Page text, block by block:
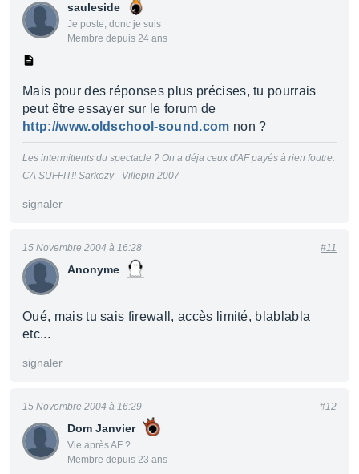
sauleside
Je poste, donc je suis
Membre depuis 24 ans
Mais pour des réponses plus précises, tu pourrais
peut être essayer sur le forum de
http://www.oldschool-sound.com non ?
Les intermittents du spectacle ? On a déja ceux d'AF payés à rien foutre:
CA SUFFIT!! Sarkozy - Villepin 2007
signaler
Anonyme
15 Novembre 2004 à 16:28 #11
Oué, mais tu sais firewall, accès limité, blablabla
etc...
signaler
Dom Janvier
Vie après AF ?
Membre depuis 23 ans
15 Novembre 2004 à 16:29 #12